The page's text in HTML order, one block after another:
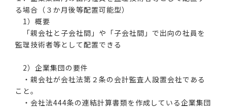
る場合（３か月後等配置可能型）
1）概要
「親会社と子会社間」や「子会社間」で出向の社員を
監理技術者等として配置できる
2）企業集団の要件
・親会社が会社法第２条の会計監査人設置会社である
こと。
・会社法444条の連結計算書類を作成している企業集団